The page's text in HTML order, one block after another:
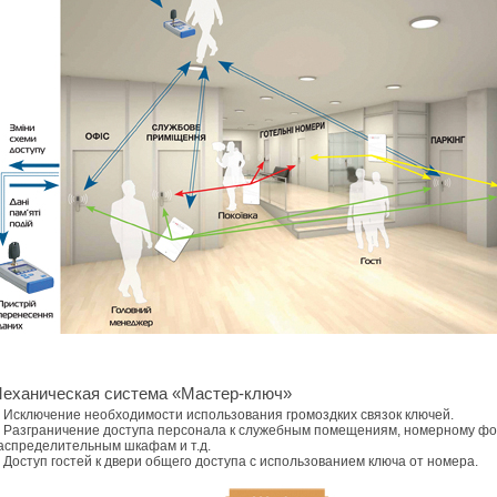
система «Мастер-ключ»
Исключение необходимости использования громоздких связок ключей.
доступа персонала к служебным помещениям, номерному
шкафам и т.д.
гостей к двери общего доступа с использованием ключа от номера.